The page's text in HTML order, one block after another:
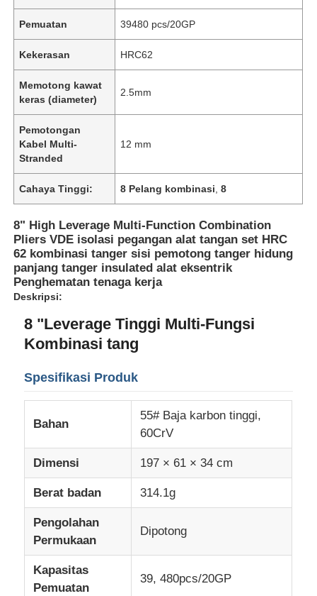
Produk
Video
Pemuatan 39480 pcs/20GP
Kekerasan HRC62
Memotong kawat
keras (diameter)
2.5mm
Pemotongan
Kabel Multi-
Stranded
12 mm
Cahaya Tinggi: 8 Pelang kombinasi ,8
8" High Leverage Multi-Function Combination
Pliers VDE isolasi pegangan alat tangan set HRC
62 kombinasi tanger sisi pemotong tanger hidung
panjang tanger insulated alat eksentrik
Penghematan tenaga kerja
Deskripsi:
8 "Leverage Tinggi Multi-Fungsi
Kombinasi tang
Spesifikasi Produk
Bahan
55# Baja karbon tinggi,
60CrV
Dimensi 197 × 61 × 34 cm
Berat badan 314.1g
Pengolahan
Permukaan
Dipotong
Kapasitas
Pemuatan
39, 480pcs/20GP